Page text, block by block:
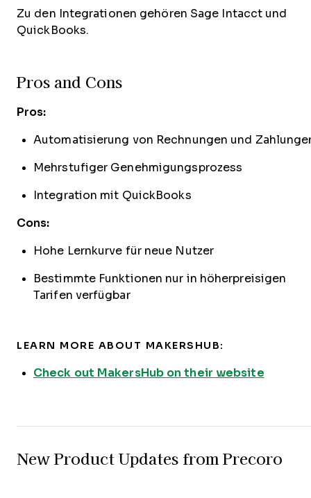
Zu den Integrationen gehören Sage Intacct und
QuickBooks.
Pros and Cons
Pros:
Automatisierung von Rechnungen und
Mehrstufiger Genehmigungsprozess
Integration mit QuickBooks
Cons:
Hohe Lernkurve für neue Nutzer
Bestimmte Funktionen nur in höherpreisigen
Tarifen verfügbar
LEARN MORE ABOUT MAKERSHUB:
Check out MakersHub on their website
New Product Updates from Precoro